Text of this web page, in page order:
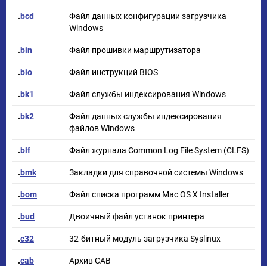
.bcd
Файл данных конфигурации загрузчика
Windows
.bin Файл прошивки маршрутизатора
.bio Файл инструкций BIOS
.bk1 Файл службы индексирования Windows
.bk2
Файл данных службы индексирования
файлов Windows
.blf Файл журнала Common Log File System (CLFS)
.bmk Закладки для справочной системы Windows
.bom Файл списка программ Mac OS X Installer
.bud Двоичный файл устанок принтера
.c32 32-битный модуль загрузчика Syslinux
.cab Архив CAB